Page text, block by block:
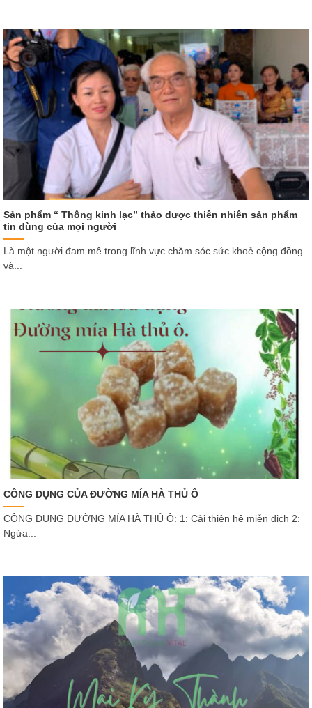
Sản phẩm “ Thông kinh lạc” thảo dược thiên nhiên sản phẩm
tin dùng của mọi người
Là một người đam mê trong lĩnh vực chăm sóc sức khoẻ cộng đồng
và...
CÔNG DỤNG CỦA ĐƯỜNG MÍA HÀ THỦ Ô
CÔNG DỤNG ĐƯỜNG MÍA HÀ THỦ Ô: 1: Cải thiện hệ miễn dịch 2:
Ngừa...